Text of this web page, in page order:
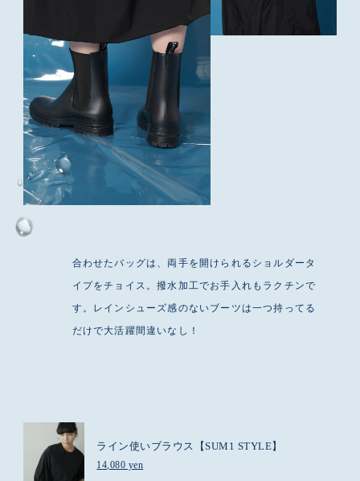
合わせたバッグは、両手を開けられるショルダータ
イプをチョイス。撥水加工でお手入れもラクチンで
す。レインシューズ感のないブーツは一つ持ってる
だけで大活躍間違いなし！
ライン使いブラウス【SUM1 STYLE】
14,080 yen